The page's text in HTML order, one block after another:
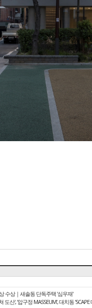
수상｜새솔동 단독주택 '심우재'
산', '압구정 MASSEUM', 대치동 'SCAPE